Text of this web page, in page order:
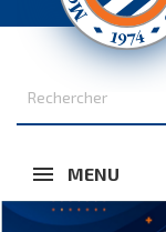
MENU